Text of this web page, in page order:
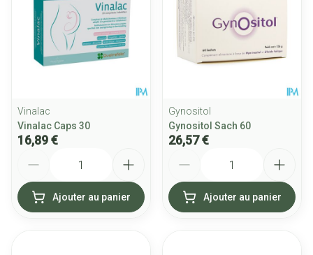
Vinalac
Vinalac Caps 30
16,89 €
Ajouter au panier
Gynositol
Gynositol Sach 60
26,57 €
Ajouter au panier